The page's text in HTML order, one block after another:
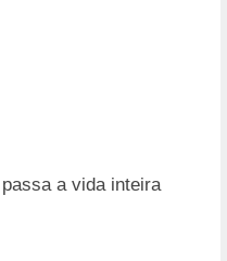
a vida inteira